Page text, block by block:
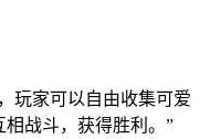
玩家可以自由收集可爱
战斗，获得胜利。”